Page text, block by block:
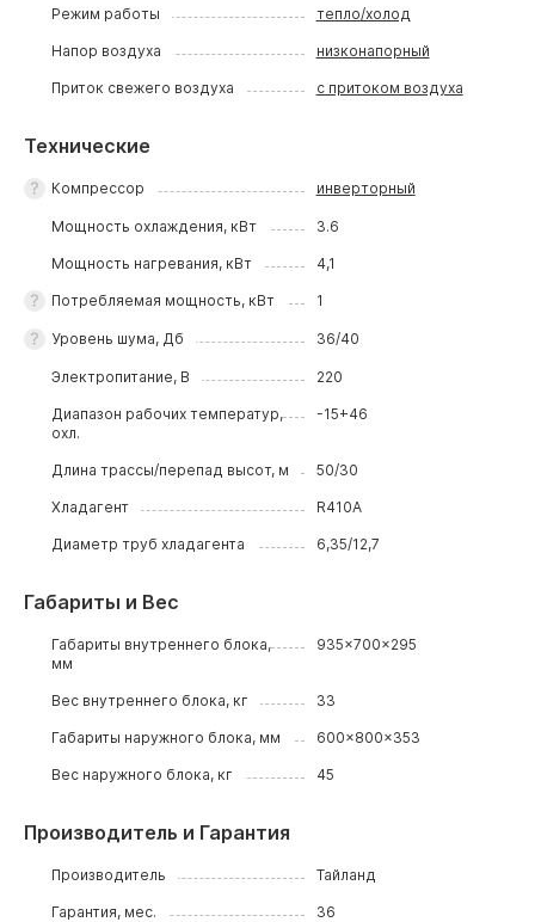
Режим работы тепло/холод
Напор воздуха низконапорный
Приток свежего воздуха с притоком воздуха
Технические
Компрессор инверторный
Мощность охлаждения, кВт 3.6
Мощность нагревания, кВт 4,1
Потребляемая мощность, кВт 1
Уровень шума, Дб 36/40
Электропитание, В 220
Диапазон рабочих температур,
охл.
-15+46
Длина трассы/перепад высот, м 50/30
Хладагент R410A
Диаметр труб хладагента 6,35/12,7
Габариты и Вес
Габариты внутреннего блока,
мм
935x700x295
Вес внутреннего блока, кг 33
Габариты наружного блока, мм 600x800x353
Вес наружного блока, кг 45
Производитель и Гарантия
Производитель Тайланд
Гарантия, мес. 36